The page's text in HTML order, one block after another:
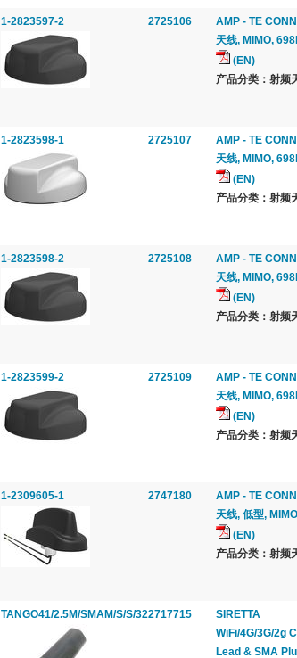
1-2823597-2 2725106
AMP - TE
天线, MIMO,
(EN)
产品分类：射频
1-2823598-1 2725107
AMP - TE
天线, MIMO,
(EN)
产品分类：射频
1-2823598-2 2725108
AMP - TE
天线, MIMO,
(EN)
产品分类：射频
1-2823599-2 2725109
AMP - TE
天线, MIMO,
(EN)
产品分类：射频
1-2309605-1 2747180
AMP - TE
天线, 低型,
(EN)
产品分类：射频
TANGO41/2.5M/SMAM/S/S/322717715
SIRETTA
WiFi/4G/3G/2g
Lead & SMA